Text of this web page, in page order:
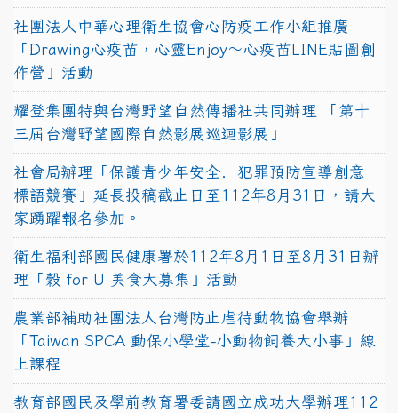
社團法人中華心理衛生協會心防疫工作小組推廣
「Drawing心疫苗，心靈Enjoy〜心疫苗LINE貼圖創
作營」活動
耀登集團特與台灣野望自然傳播社共同辦理 「第十
三屆台灣野望國際自然影展巡迴影展」
社會局辦理「保護青少年安全．犯罪預防宣導創意
標語競賽」延長投稿截止日至112年8月31日，請大
家踴躍報名參加。
衛生福利部國民健康署於112年8月1日至8月31日辦
理「穀 for U 美食大募集」活動
農業部補助社團法人台灣防止虐待動物協會舉辦
「Taiwan SPCA 動保小學堂-小動物飼養大小事」線
上課程
教育部國民及學前教育署委請國立成功大學辦理112